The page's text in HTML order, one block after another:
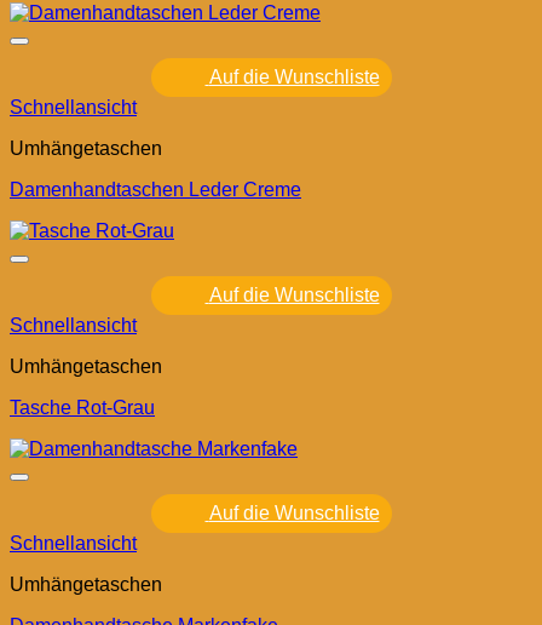
Auf die Wunschliste
Schnellansicht
Umhängetaschen
Damenhandtaschen Leder Creme
Auf die Wunschliste
Schnellansicht
Umhängetaschen
Tasche Rot-Grau
Auf die Wunschliste
Schnellansicht
Umhängetaschen